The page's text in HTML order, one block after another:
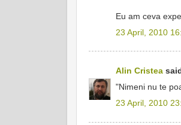
Eu am ceva
23 April, 2010
Alin Cristea
"Nimeni nu te
23 April, 2010